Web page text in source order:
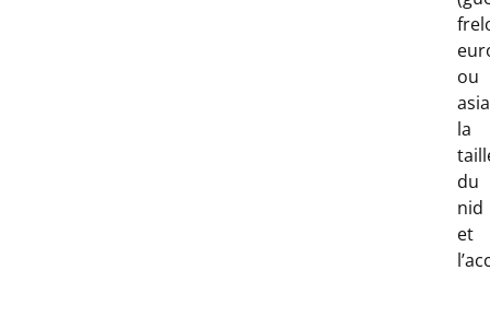
ou
la
du
nid
et